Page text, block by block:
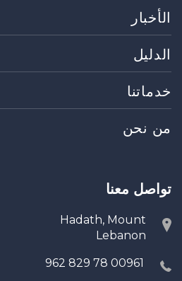
الأخبار
الدليل
خدماتنا
من نحن
تواصل معنا
Hadath, Mount
Lebanon
00961 78 829 962